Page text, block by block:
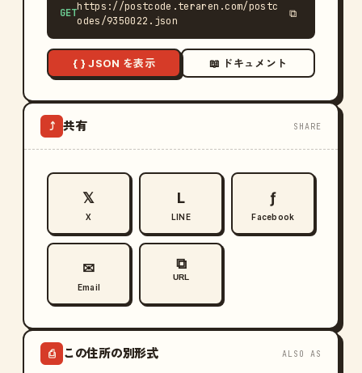
GET
https://postcode.teraren.com/postc
odes/9350022.json
⧉
{ } JSON を表示 📖 ドキュメント
⤴ 共有 SHARE
𝕏
X
L
LINE
ƒ
Facebook
✉
Email
⧉
URL
⎙ この住所の別形式 ALSO AS